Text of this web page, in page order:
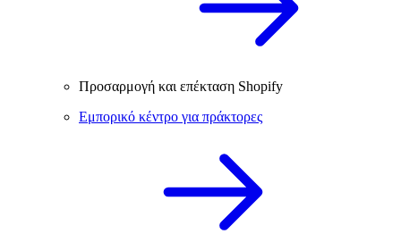
Προσαρμογή και επέκταση Shopify
Εμπορικό κέντρο για πράκτορες